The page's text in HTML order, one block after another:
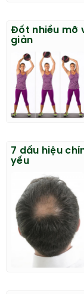
Đốt nhiều mỡ
giản
7 dấu hiệu
yếu